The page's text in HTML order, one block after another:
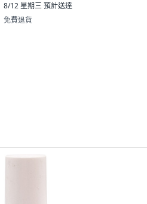
8/12 星期三預計送達
免費退貨